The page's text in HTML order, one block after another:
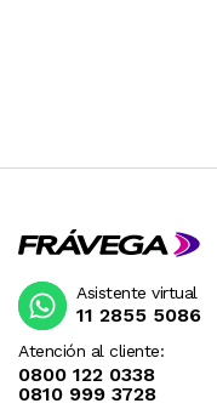
Atención al cliente:
0800 122 0338
0810 999 3728
Asistente virtual
11 2855 5086